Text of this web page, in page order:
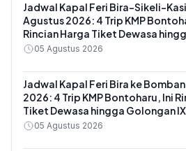
Jadwal Kapal Feri Bira-Sikeli-
Agustus 2026: 4 Trip KMP
Rincian Harga Tiket Dewasa
Kendaraan Golongan IX
05 Agustus 2026
Jadwal Kapal Feri Bira ke
2026: 4 Trip KMP Bontoharu, Ini
Tiket Dewasa hingga Golongan IX
05 Agustus 2026